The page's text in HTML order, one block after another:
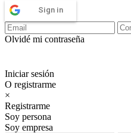
Sign in
Olvidé mi contraseña
Iniciar sesión
O registrarme
×
Registrarme
Soy persona
Soy empresa